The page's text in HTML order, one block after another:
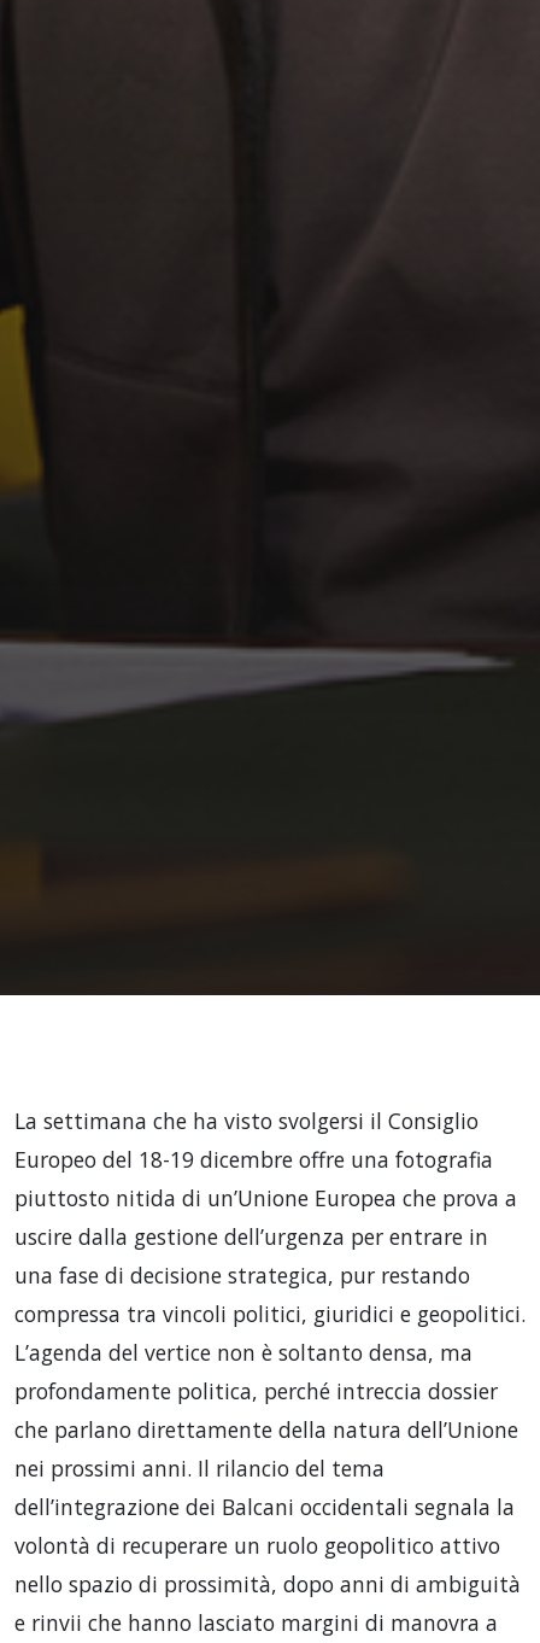
La settimana che ha visto svolgersi il Consiglio
Europeo del 18-19 dicembre offre una fotografia
piuttosto nitida di un’Unione Europea che prova a
uscire dalla gestione dell’urgenza per entrare in
una fase di decisione strategica, pur restando
compressa tra vincoli politici, giuridici e geopolitici.
L’agenda del vertice non è soltanto densa, ma
profondamente politica, perché intreccia dossier
che parlano direttamente della natura dell’Unione
nei prossimi anni. Il rilancio del tema
dell’integrazione dei Balcani occidentali segnala la
volontà di recuperare un ruolo geopolitico attivo
nello spazio di prossimità, dopo anni di ambiguità
e rinvii che hanno lasciato margini di manovra a